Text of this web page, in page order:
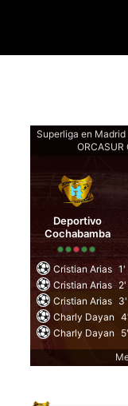
ORCASUR
Deportivo
Cochabamba
Cristian Arias 1'
Cristian Arias 2'
Cristian Arias 3'
Charly Dayan 4'
Charly Dayan 5'